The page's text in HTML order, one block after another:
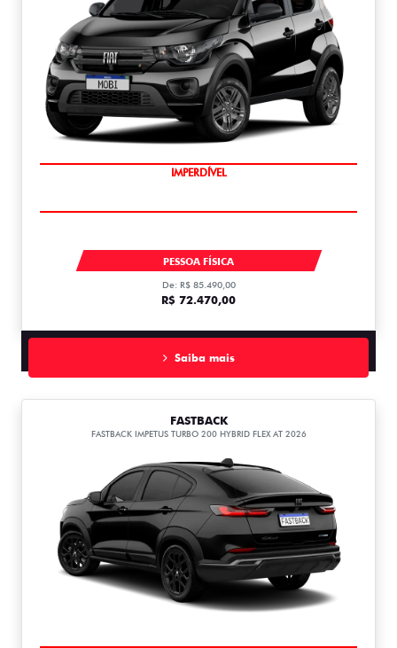
IMPERDÍVEL
MOBI
PESSOA FÍSICA
De: R$ 85.490,00
R$ 72.470,00
Saiba mais
FASTBACK
FASTBACK IMPETUS TURBO 200 HYBRID FLEX AT 2026